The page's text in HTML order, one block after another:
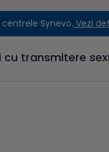
Synevo. Vezi
transmitere